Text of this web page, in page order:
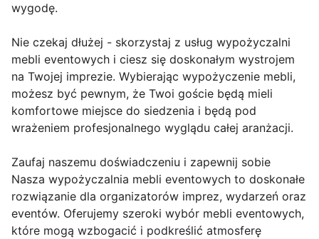
wygodę.
Nie czekaj dłużej - skorzystaj z usług wypożyczalni
mebli eventowych i ciesz się doskonałym wystrojem
na Twojej imprezie. Wybierając wypożyczenie mebli,
możesz być pewnym, że Twoi goście będą mieli
komfortowe miejsce do siedzenia i będą pod
wrażeniem profesjonalnego wyglądu całej aranżacji.
Zaufaj naszemu doświadczeniu i zapewnij sobie
Nasza wypożyczalnia mebli eventowych to doskonałe
rozwiązanie dla organizatorów imprez, wydarzeń oraz
eventów. Oferujemy szeroki wybór mebli eventowych,
które mogą wzbogacić i podkreślić atmosferę